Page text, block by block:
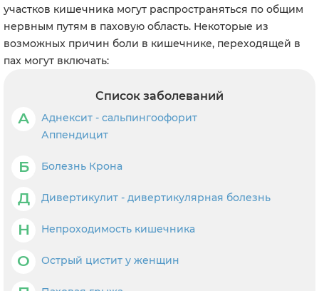
участков кишечника могут распространяться по общим
нервным путям в паховую область. Некоторые из
возможных причин боли в кишечнике, переходящей в
пах могут включать:
Список заболеваний
А
Аднексит - сальпингоофорит
Аппендицит
Б Болезнь Крона
Д Дивертикулит - дивертикулярная болезнь
Н Непроходимость кишечника
О Острый цистит у женщин